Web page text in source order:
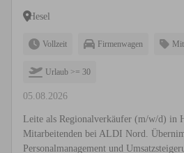
Hesel
Vollzeit Firmenwagen
Urlaub >= 30
05.08.2026
Leite als Regionalverkäufer (m/w/d) in
Mitarbeitenden bei ALDI Nord.
Personalmanagement und